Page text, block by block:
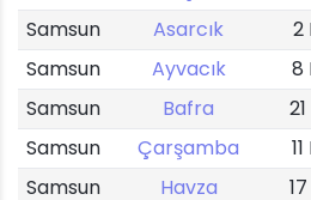
Samsun
Asarcık 2
Samsun
Ayvacık 8
Samsun
Bafra
Samsun
Çarşamba
Samsun
Havza